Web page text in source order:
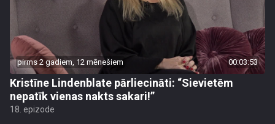
pirms 2 gadiem, 12 mēnešiem 00:03:53
Kristīne Lindenblate pārliecināti: “Sievietēm
nepatīk vienas nakts sakari!”
18. epizode